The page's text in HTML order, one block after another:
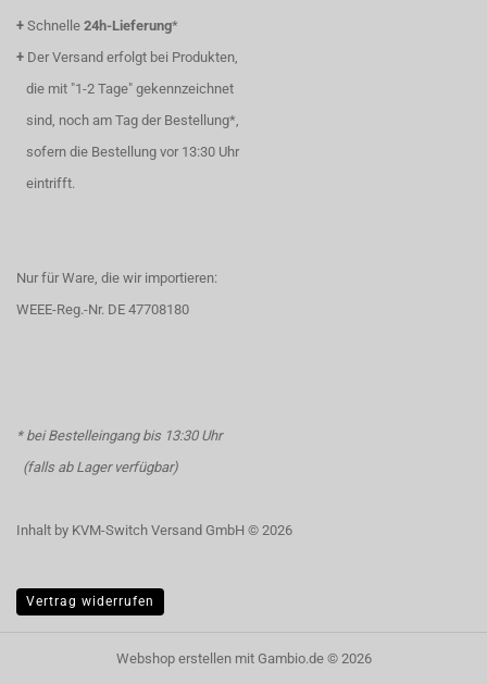
+ Schnelle 24h-Lieferung*
+ Der Versand erfolgt bei Produkten,
die mit "1-2 Tage" gekennzeichnet
sind, noch am Tag der Bestellung*,
sofern die Bestellung vor 13:30 Uhr
eintrifft.
Nur für Ware, die wir importieren:
WEEE-Reg.-Nr. DE 47708180
* bei Bestelleingang bis 13:30 Uhr
(falls ab Lager verfügbar)
Inhalt by KVM-Switch Versand GmbH © 2026
Vertrag widerrufen
Webshop erstellenmit Gambio.de © 2026